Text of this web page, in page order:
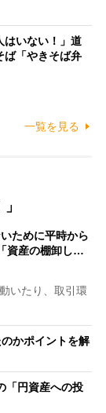
はいない！」道
ば「やきそば弁
一覧を見る
ために平時から
資産の棚卸し…
いたり、取引環
かポイントを解
「円資産への投